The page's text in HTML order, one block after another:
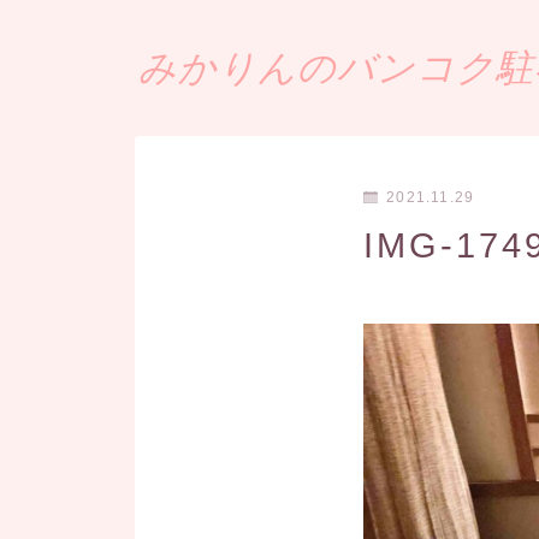
みかりんのバンコク駐
2021.11.29
IMG-